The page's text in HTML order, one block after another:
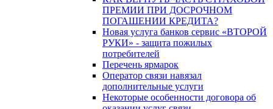
ПРЕМИИ ПРИ ДОСРОЧНОМ
ПОГАШЕНИИ КРЕДИТА?
Новая услуга банков сервис «ВТОРОЙ
РУКИ» - защита пожилых
потребителей
Перечень ярмарок
Оператор связи навязал
дополнительные услуги
Некоторые особенности договора об